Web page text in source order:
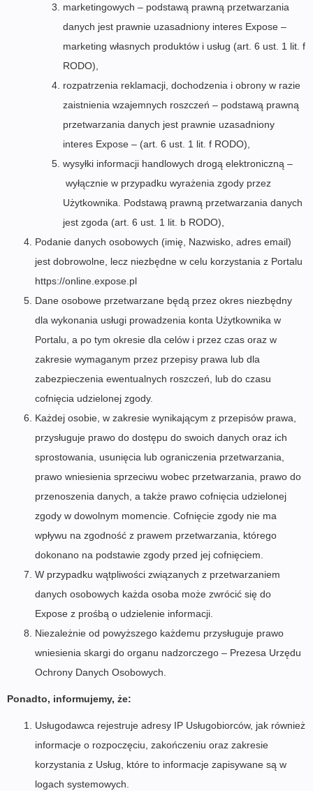
marketingowych – podstawą prawną przetwarzania
danych jest prawnie uzasadniony interes Expose –
marketing własnych produktów i usług (art. 6 ust. 1 lit. f
RODO),
rozpatrzenia reklamacji, dochodzenia i obrony w razie
zaistnienia wzajemnych roszczeń – podstawą prawną
przetwarzania danych jest prawnie uzasadniony
interes Expose – (art. 6 ust. 1 lit. f RODO),
wysyłki informacji handlowych drogą elektroniczną –
wyłącznie w przypadku wyrażenia zgody przez
Użytkownika. Podstawą prawną przetwarzania danych
jest zgoda (art. 6 ust. 1 lit. b RODO),
Podanie danych osobowych (imię, Nazwisko, adres email)
jest dobrowolne, lecz niezbędne w celu korzystania z Portalu
https://online.expose.pl
Dane osobowe przetwarzane będą przez okres niezbędny
dla wykonania usługi prowadzenia konta Użytkownika w
Portalu, a po tym okresie dla celów i przez czas oraz w
zakresie wymaganym przez przepisy prawa lub dla
zabezpieczenia ewentualnych roszczeń, lub do czasu
cofnięcia udzielonej zgody.
Każdej osobie, w zakresie wynikającym z przepisów prawa,
przysługuje prawo do dostępu do swoich danych oraz ich
sprostowania, usunięcia lub ograniczenia przetwarzania,
prawo wniesienia sprzeciwu wobec przetwarzania, prawo do
przenoszenia danych, a także prawo cofnięcia udzielonej
zgody w dowolnym momencie. Cofnięcie zgody nie ma
wpływu na zgodność z prawem przetwarzania, którego
dokonano na podstawie zgody przed jej cofnięciem.
W przypadku wątpliwości związanych z przetwarzaniem
danych osobowych każda osoba może zwrócić się do
Expose z prośbą o udzielenie informacji.
Niezależnie od powyższego każdemu przysługuje prawo
wniesienia skargi do organu nadzorczego – Prezesa Urzędu
Ochrony Danych Osobowych.
Ponadto, informujemy, że:
Usługodawca rejestruje adresy IP Usługobiorców, jak również
informacje o rozpoczęciu, zakończeniu oraz zakresie
korzystania z Usług, które to informacje zapisywane są w
logach systemowych.